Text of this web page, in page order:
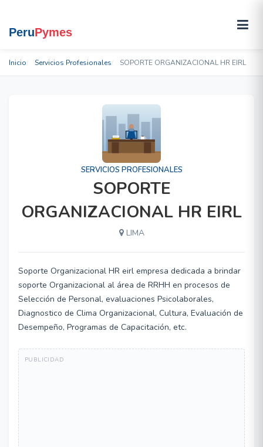
Inicio Servicios Profesionales SOPORTE ORGANIZACIONAL HR EIRL
SERVICIOS PROFESIONALES
SOPORTE
ORGANIZACIONAL HR EIRL
LIMA
Soporte Organizacional HR eirl empresa dedicada a brindar
soporte Organizacional al área de RRHH en procesos de
Selección de Personal, evaluaciones Psicolaborales,
Diagnostico de Clima Organizacional, Cultura, Evaluación de
Desempeño, Programas de Capacitación, etc.